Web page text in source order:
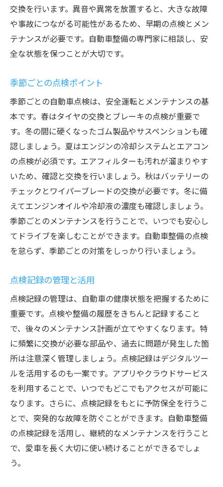
交換を行います。異音や異常を放置すると、大きな故障
や事故につながる可能性があるため、早期の点検とメン
テナンスが必要です。自動車整備の専門家に相談し、安
全な状態を保つことが大切です。
季節ごとの点検ポイント
季節ごとの自動車点検は、安全運転とメンテナンスの基
本です。春はタイヤの交換とブレーキの点検が重要で
す。冬の間に硬くなったゴム製品やサスペンションも確
認しましょう。夏はエンジンの冷却システムとエアコン
の点検が必須です。エアフィルターも汚れが溜まりやす
いため、確認と交換を行いましょう。秋はバッテリーの
チェックとワイパーブレードの交換が必要です。冬に備
えてエンジンオイルや冷却液の濃度も確認しましょう。
季節ごとのメンテナンスを行うことで、いつでも安心し
てドライブを楽しむことができます。自動車整備の点検
を怠らず、季節ごとの対策をしっかり行いましょう。
点検記録の管理と活用
点検記録の管理は、自動車の健康状態を把握するために
重要です。点検や整備の履歴をきちんと記録すること
で、後々のメンテナンス計画が立てやすくなります。特
に頻繁に交換が必要な部品や、過去に問題が発生した箇
所は注意深く管理しましょう。点検記録はデジタルツー
ルを活用するのも一案です。アプリやクラウドサービス
を利用することで、いつでもどこでもアクセスが可能に
なります。さらに、点検記録をもとに予防保全を行うこ
とで、突発的な故障を防ぐことができます。自動車整備
の点検記録を活用し、継続的なメンテナンスを行うこと
で、愛車を長く大切に使い続けることができるでしょ
う。